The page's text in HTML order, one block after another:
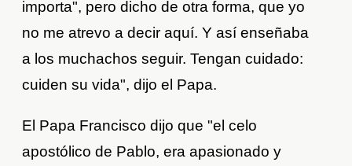
importa", pero dicho de otra forma, que yo
no me atrevo a decir aquí. Y así enseñaba
a los muchachos seguir. Tengan cuidado:
cuiden su vida", dijo el Papa.
El Papa Francisco dijo que "el celo
apostólico de Pablo, era apasionado y